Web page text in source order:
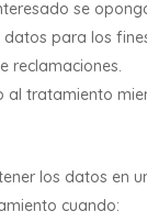
se
para los
reclamaciones.
al tratamiento
los datos en
cuando: